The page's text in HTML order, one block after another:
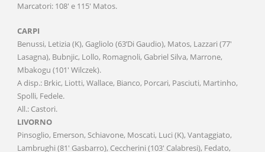
Marcatori: 108′ e 115′ Matos.
CARPI
Benussi, Letizia (K), Gagliolo (63’Di Gaudio), Matos, Lazzari (77′
Lasagna), Bubnjic, Lollo, Romagnoli, Gabriel Silva, Marrone,
Mbakogu (101′ Wilczek).
A disp.: Brkic, Liotti, Wallace, Bianco, Porcari, Pasciuti, Martinho,
Spolli, Fedele.
All.: Castori.
LIVORNO
Pinsoglio, Emerson, Schiavone, Moscati, Luci (K), Vantaggiato,
Lambrughi (81′ Gasbarro), Ceccherini (103′ Calabresi), Fedato,